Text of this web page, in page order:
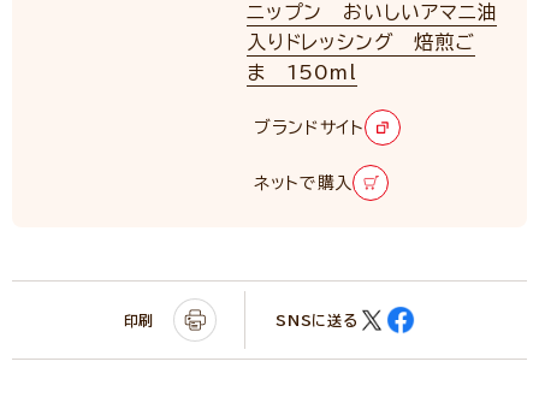
ニップン おいしいアマニ油
入りドレッシング 焙煎ご
ま 150ml
ブランドサイト
ネットで購入
印刷 SNSに送る